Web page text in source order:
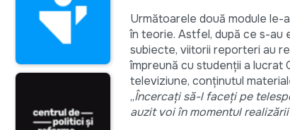
Următoarele două module
în teorie. Astfel, după ce s-au
subiecte, viitorii reporteri au
împreună cu studenții a lucrat
televiziune, conținutul
„Încercați să-l faceți pe
auzit voi în momentul